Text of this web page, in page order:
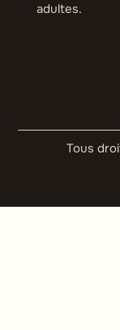
adultes.
Tous